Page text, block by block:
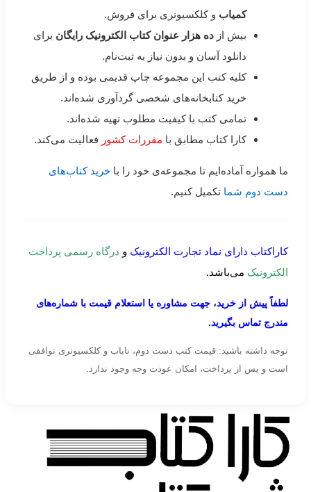
کمیاب و کلکسیونری برای فروش.
بیش از ده هزار عنوان کتاب الکترونیک رایگان برای
دانلود آسان و بدون نیاز به ثبت‌نام.
کلیه کتب این مجموعه چاپ قدیمی بوده و از طریق
خرید کتابخانه‌های شخصی گردآوری شده‌اند.
تمامی کتب با کیفیت مطلوب تهیه شده‌اند.
کارا کتاب مطابق با مقررات کشور فعالیت می‌کند.
ما همواره آماده‌ایم تا مجموعه‌ی خود را با خرید کتاب‌های
دست دوم شما تکمیل کنیم.
کاراکتاب دارای نماد تجارت الکترونیک و درگاه رسمی پرداخت
الکترونیک می‌باشد.
لطفاً پیش از خرید، جهت مشاوره یا استعلام قیمت با شماره‌های
مندرج تماس بگیرید.
توجه داشته باشید: قیمت کتب دست دوم، نایاب و کلکسیونری توافقی
است و پس از پرداخت، امکان عودت وجه وجود ندارد.